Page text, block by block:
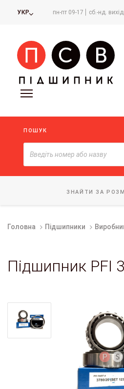
УКР пн-пт 09-17 сб.-нд.
ПОШУК
ЗНАЙТИ ЗА
Головна Підшипники
Підшипник PFI